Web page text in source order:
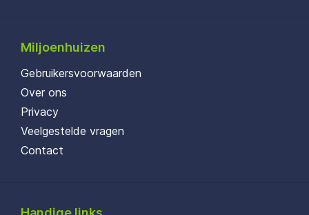
Miljoenhuizen
Gebruikersvoorwaarden
Over ons
Privacy
Veelgestelde vragen
Contact